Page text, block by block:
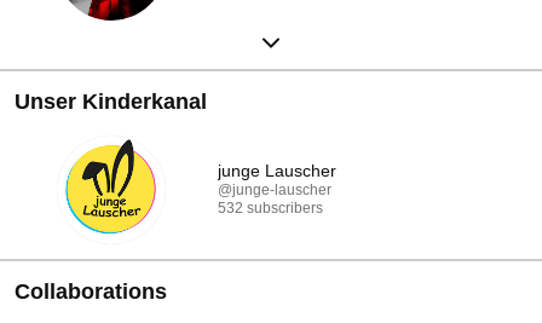
Unser Kinderkanal
junge Lauscher
@junge-lauscher
532 subscribers
Collaborations